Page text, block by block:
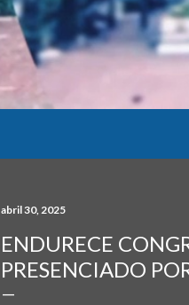
abril 30, 2025
ENDURECE
PRESENCIADO